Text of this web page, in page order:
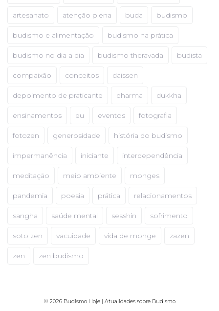
artesanato atenção plena buda budismo
budismo e alimentação budismo na prática
budismo no dia a dia budismo theravada budista
compaixão conceitos daissen
depoimento de praticante dharma dukkha
ensinamentos eu eventos fotografia
fotozen generosidade história do budismo
impermanência iniciante interdependência
meditação meio ambiente monges
pandemia poesia prática relacionamentos
sangha saúde mental sesshin sofrimento
soto zen vacuidade vida de monge zazen
zen zen budismo
© 2026 Budismo Hoje | Atualidades sobre Budismo